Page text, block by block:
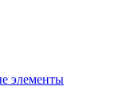
элементы